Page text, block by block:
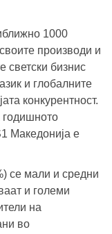
1000
производи и
светски бизнис
и глобалните
конкурентност.
годишното
Македонија е
се мали и средни
и големи
на
во